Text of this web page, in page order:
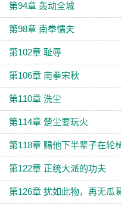
第94章 轰动全城
第98章 南拳懦夫
第102章 耻辱
第106章 南拳宋秋
第110章 洗尘
第114章 楚尘要玩火
第118章 赐他下半辈子在轮
第122章 正统大派的功夫
第126章 犹如此物，再无瓜